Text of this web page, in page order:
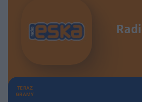
TERAZ
GRAMY